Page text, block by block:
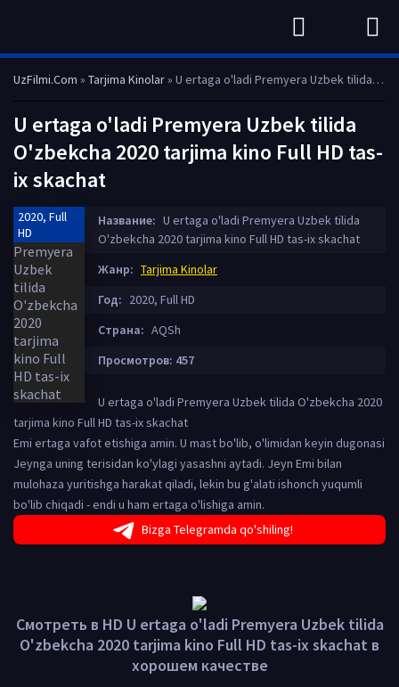
UzFilmi.Com » Tarjima Kinolar» U ertaga o'ladi Premyera Uzbek tilida O'zbekcha 2020 tarjima kino Full HD tas-ix skachat
U ertaga o'ladi Premyera Uzbek tilida
O'zbekcha 2020 tarjima kino Full HD tas-
ix skachat
2020, Full
HD
Название: U ertaga o'ladi Premyera Uzbek tilida
O'zbekcha 2020 tarjima kino Full HD tas-ix skachat
Жанр: Tarjima Kinolar
Год: 2020, Full HD
Страна: AQSh
Просмотров: 457
U ertaga o'ladi Premyera Uzbek tilida O'zbekcha 2020
tarjima kino Full HD tas-ix skachat
Emi ertaga vafot etishiga amin. U mast bo'lib, o'limidan keyin dugonasi
Jeynga uning terisidan ko'ylagi yasashni aytadi. Jeyn Emi bilan
mulohaza yuritishga harakat qiladi, lekin bu g'alati ishonch yuqumli
bo'lib chiqadi - endi u ham ertaga o'lishiga amin.
Bizga Telegramda qo'shiling!
Смотреть в HD U ertaga o'ladi Premyera Uzbek tilida
O'zbekcha 2020 tarjima kino Full HD tas-ix skachat в
хорошем качестве